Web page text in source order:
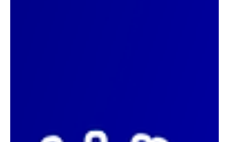
Côte d'Ivoire: Découverte d’un trésor national –